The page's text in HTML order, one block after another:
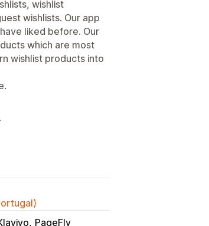
wishlist
wishlists. Our app
liked before. Our
which are most
wishlist products into
PageFly